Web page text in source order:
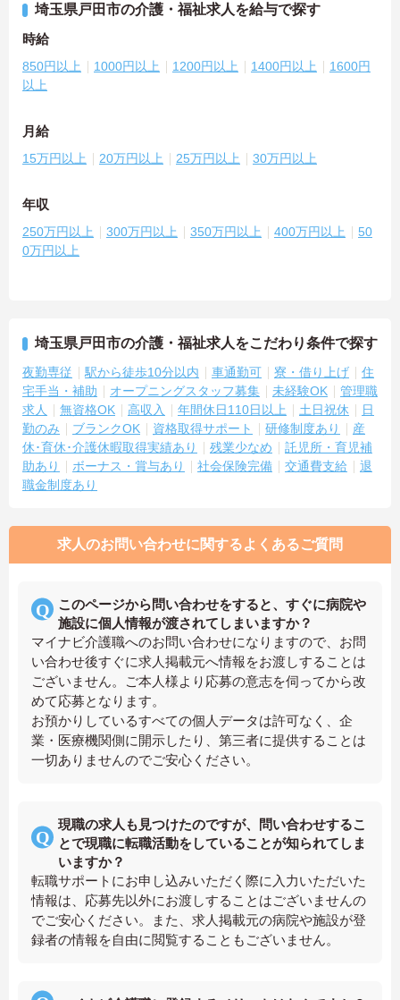
埼玉県戸田市の介護・福祉求人を給与で探す
時給
850円以上 1000円以上 1200円以上 1400円以上
1600円
以上
月給
15万円以上 20万円以上 25万円以上 30万円以上
年収
250万円以上 300万円以上 350万円以上 400万円以上
50
0万円以上
埼玉県戸田市の介護・福祉求人をこだわり条件で探す
夜勤専従 駅から徒歩10分以内 車通勤可 寮・借り上げ
住
宅手当・補助
オープニングスタッフ募集 未経験OK
管理職
求人
無資格OK 高収入 年間休日110日以上 土日祝休
日
勤のみ
ブランクOK 資格取得サポート 研修制度あり
産
休･育休･介護休暇取得実績あり
残業少なめ
託児所・育児補
助あり
ボーナス・賞与あり 社会保険完備 交通費支給
退
職金制度あり
求人のお問い合わせに関するよくあるご質問
このページから問い合わせをすると、すぐに病院や
施設に個人情報が渡されてしまいますか？
マイナビ介護職へのお問い合わせになりますので、お問
い合わせ後すぐに求人掲載元へ情報をお渡しすることは
ございません。ご本人様より応募の意志を伺ってから改
めて応募となります。
お預かりしているすべての個人データは許可なく、企
業・医療機関側に開示したり、第三者に提供することは
一切ありませんのでご安心ください。
現職の求人も見つけたのですが、問い合わせするこ
とで現職に転職活動をしていることが知られてしま
いますか？
転職サポートにお申し込みいただく際に入力いただいた
情報は、応募先以外にお渡しすることはございませんの
でご安心ください。また、求人掲載元の病院や施設が登
録者の情報を自由に閲覧することもございません。